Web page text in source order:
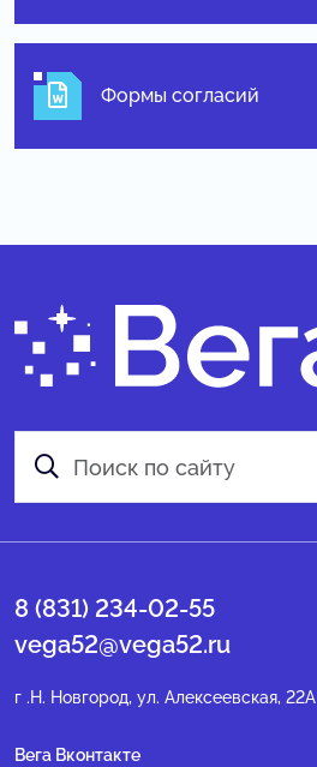
Формы согласий
8 (831) 234-02-55
vega52@vega52.ru
г .Н. Новгород, ул. Алексеевская, 22А
Вега Вконтакте